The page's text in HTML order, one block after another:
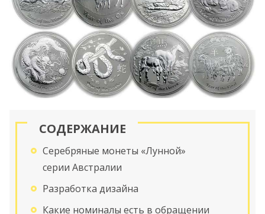
СОДЕРЖАНИЕ
Серебряные монеты «Лунной»
серии Австралии
Разработка дизайна
Какие номиналы есть в обращении